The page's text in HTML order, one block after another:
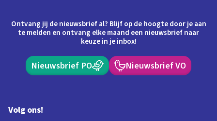
Ontvang jij de nieuwsbrief al? Blijf op de hoogte door je aan
te melden en ontvang elke maand een nieuwsbrief naar
keuze in je inbox!
Nieuwsbrief PO Nieuwsbrief VO
Volg ons!